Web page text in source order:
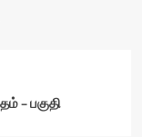
– பகுதி